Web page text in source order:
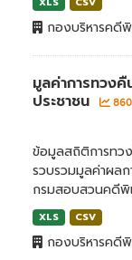
กองบริหารคดี
มูลค่าการทวง
ประชาชน
ข้อมูลสถิติการทวง
รวบรวมมูลค่าผลก
กรมสอบสวนคดีพิ
XLS CSV
กองบริหารคดี